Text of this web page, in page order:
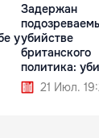
у
Задержан
убийстве
британского
политика:
нанёс 21 удар
молотком
21 Июл.